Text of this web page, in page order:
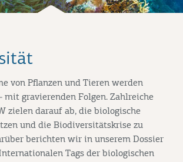
von Pflanzen und Tieren werden
mit gravierenden Folgen. Zahlreiche
zielen darauf ab, die biologische
und die Biodiversitätskrise zu
berichten wir in unserem Dossier
Tags der biologischen